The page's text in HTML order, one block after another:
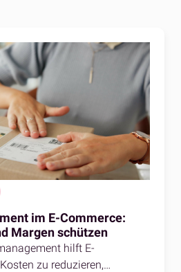
im E-Commerce:
Margen schützen
hilft E-
zu reduzieren,